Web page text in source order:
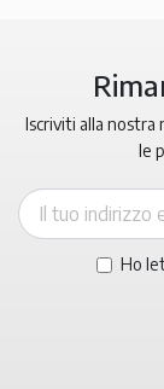
Iscriviti alla
le
Ho